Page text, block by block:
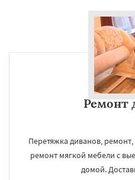
Ремонт
Перетяжка диванов,
ремонт мягкой мебели с
домой.